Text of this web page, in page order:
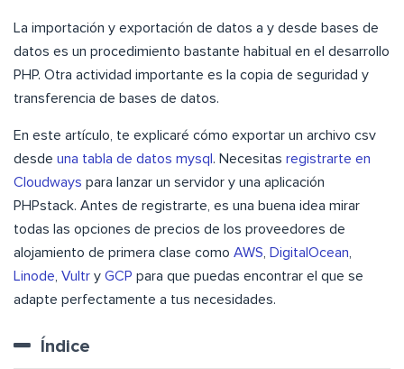
La importación y exportación de datos a y desde bases de
datos es un procedimiento bastante habitual en el desarrollo
PHP. Otra actividad importante es la copia de seguridad y
transferencia de bases de datos.
En este artículo, te explicaré cómo exportar un archivo csv
desde una tabla de datos mysql . Necesitas registrarte en
Cloudways para lanzar un servidor y una aplicación
PHPstack. Antes de registrarte, es una buena idea mirar
todas las opciones de precios de los proveedores de
alojamiento de primera clase como AWS, DigitalOcean,
Linode, Vultr y GCP para que puedas encontrar el que se
adapte perfectamente a tus necesidades.
Índice